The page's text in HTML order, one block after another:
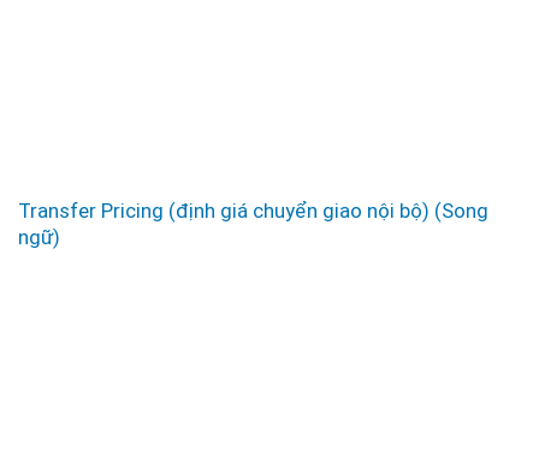
Transfer Pricing (định giá chuyển giao nội bộ) (Song
ngữ)